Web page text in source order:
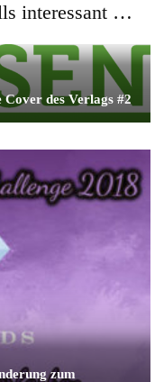
interessant …
Cover des Verlags #2
zum